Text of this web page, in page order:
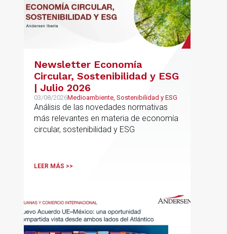
Newsletter Economía
Circular, Sostenibilidad y ESG
| Julio 2026
03/08/2026Medioambiente, Sostenibilidad y ESG
Análisis de las novedades normativas
más relevantes en materia de economía
circular, sostenibilidad y ESG
LEER MÁS >>